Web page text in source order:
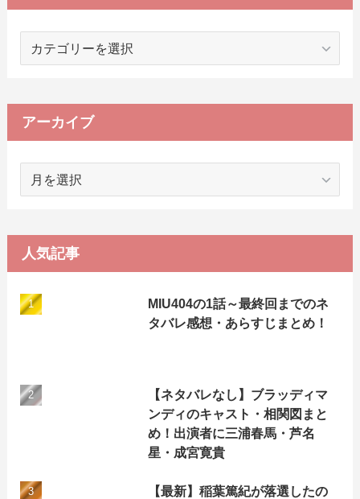
リ
ー
アーカイブ
イ
ブ
人気記事
MIU404の1話～最終回までのネ
タバレ感想・あらすじまとめ！
【ネタバレなし】ブラッディマ
ンディのキャスト・相関図まと
め！出演者に三浦春馬・芦名
星・成宮寛貴
【最新】稲葉篤紀が落選したの